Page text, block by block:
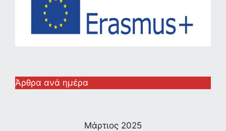
Άρθρα ανά ημέρα
Μάρτιος 2025